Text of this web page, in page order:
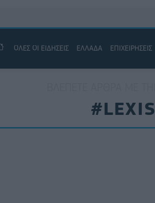
ΟΛΕΣ ΟΙ ΕΙΔΗΣΕΙΣ ΕΛΛΑΔΑ ΕΠΙΧΕΙΡΗΣΕΙΣ
#LEXIS